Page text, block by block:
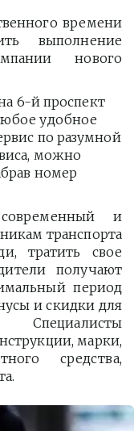
времени
выполнение
нового
6-й проспект
удобное
по разумной
можно
номер
и
транспорта
тратить свое
получают
период
и скидки для
Специалисты
марки,
средства,